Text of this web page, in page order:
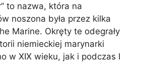
to nazwa, która na
noszona była przez kilka
Marine. Okręty te odegrały
niemieckiej marynarki
w XIX wieku, jak i podczas I